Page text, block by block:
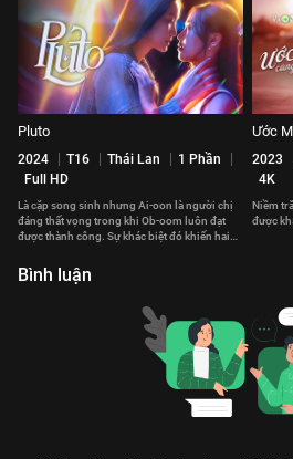
Pluto
2024 T16 Thái Lan
1 Phần
Full HD
Là cặp song sinh nhưng Ai-oon là người chị
đáng thất vọng trong khi Ob-oom luôn đạt
được thành công. Sự khác biệt đó khiến hai
Ước
2023
4K
Niềm
được
Bình luận